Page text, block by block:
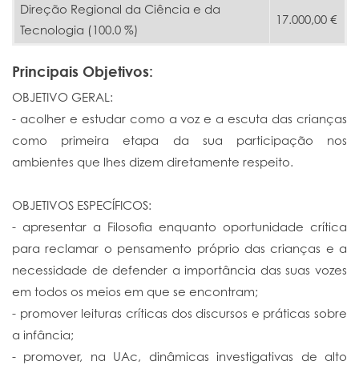
Direção Regional da Ciência e da
Tecnologia (100.0 %)
17.000,00 €
Principais Objetivos:
OBJETIVO GERAL:
- acolher e estudar como a voz e a escuta das crianças
como primeira etapa da sua participação nos
ambientes que lhes dizem diretamente respeito.
OBJETIVOS ESPECÍFICOS:
- apresentar a Filosofia enquanto oportunidade crítica
para reclamar o pensamento próprio das crianças e a
necessidade de defender a importância das suas vozes
em todos os meios em que se encontram;
- promover leituras críticas dos discursos e práticas sobre
a infância;
- promover, na UAc, dinâmicas investigativas de alto